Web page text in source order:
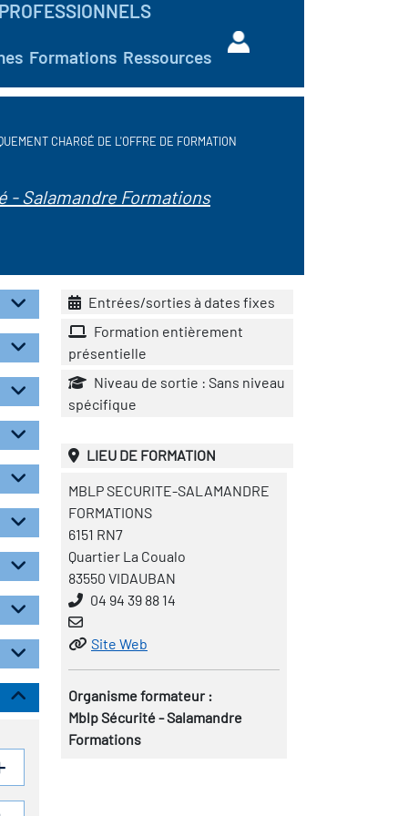
Formations Ressources
CHARGÉ DE L'OFFRE DE FORMATION
- Salamandre Formations
Entrées/sorties à dates fixes
Formation entièrement
présentielle
Niveau de sortie : Sans niveau
spécifique
LIEU DE FORMATION
MBLP SECURITE-SALAMANDRE
FORMATIONS
6151 RN7
Quartier La Coualo
83550 VIDAUBAN
04 94 39 88 14
Site Web
Organisme formateur :
Mblp Sécurité - Salamandre
Formations